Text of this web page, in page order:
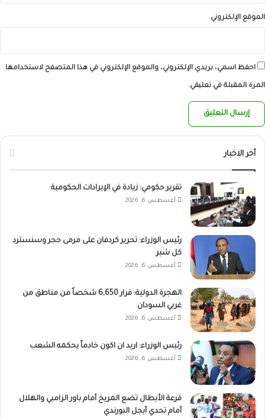
الموقع الإلكتروني
احفظ اسمي، بريدي الإلكتروني، والموقع الإلكتروني في هذا المتصفح لاستخدامها
المرة المقبلة في تعليقي.
أخر الاخبار
تقرير حكومي: زيادة في الإيرادات الحكومية
أغسطس 6, 2026
رئيس الوزراء: تحرير كردفان على مرمى حجر وسنسترد
كل شبر
أغسطس 6, 2026
الهجرة الدولية: فرار 6,650 شخصاً من مناطق من
غربي السودان
أغسطس 6, 2026
رئيس الوزراء: اريد ان اكون خادماً يحكمه الشعب
أغسطس 6, 2026
قرعة الأبطال تضع المريخ أمام باور الزامبي والهلال
أمام تحدي أيجل البورندي